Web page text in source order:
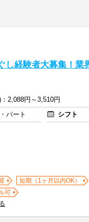
し経験者大募集！業
2,088円～3,510円
パート シフト
短期（1ヶ月以内OK）
可